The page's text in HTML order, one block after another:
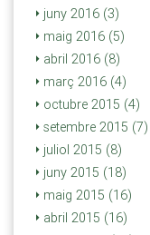
juny 2016 (3)
maig 2016 (5)
abril 2016 (8)
març 2016 (4)
octubre 2015 (4)
setembre 2015 (7)
juliol 2015 (8)
juny 2015 (18)
maig 2015 (16)
abril 2015 (16)